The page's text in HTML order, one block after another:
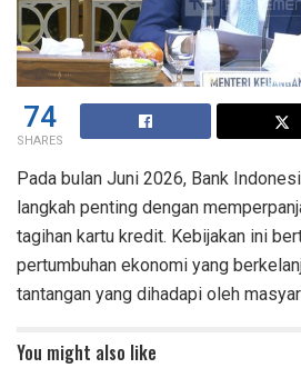
74
SHARES
Pada bulan Juni 2026, Bank
langkah penting dengan
tagihan kartu kredit. Kebijakan ini
pertumbuhan ekonomi yang
tantangan yang dihadapi oleh
You might also like